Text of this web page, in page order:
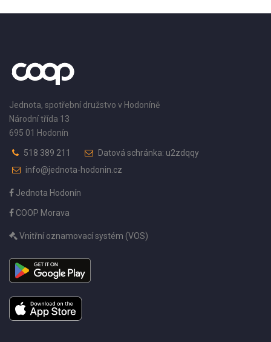
Jednota, spotřební družstvo v Hodoníně
Národní třída 13
695 01 Hodonín
518 389 211
Datová schránka: u2zdqqy
info@jednota-hodonin.cz
Jednota Hodonín
COOP Morava
Vnitřní oznamovací systém (VOS)